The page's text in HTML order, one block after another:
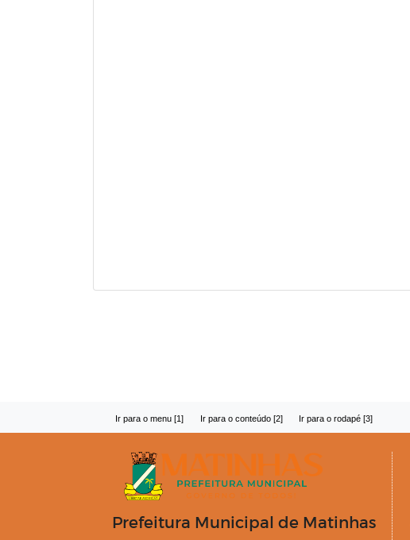
Ir para o menu [1] Ir para o conteúdo [2] Ir para o rodapé [3]
Prefeitura Municipal de Matinhas